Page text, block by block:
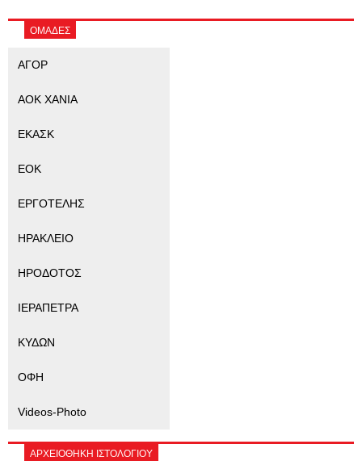
ΟΜΑΔΕΣ
ΑΓΟΡ
ΑΟΚ ΧΑΝΙΑ
ΕΚΑΣΚ
ΕΟΚ
ΕΡΓΟΤΕΛΗΣ
ΗΡΑΚΛΕΙΟ
ΗΡΟΔΟΤΟΣ
ΙΕΡΑΠΕΤΡΑ
ΚΥΔΩΝ
ΟΦΗ
Videos-Photo
ΑΡΧΕΙΟΘΗΚΗ ΙΣΤΟΛΟΓΙΟΥ